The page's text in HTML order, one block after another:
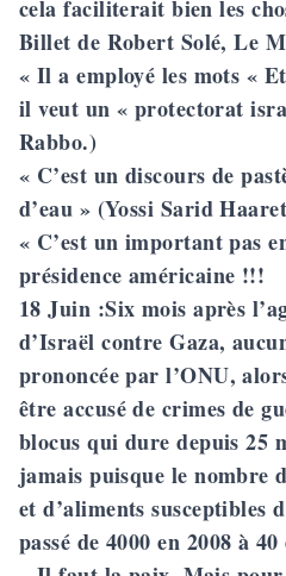
cela faciliterait bien les
Billet de Robert Solé, Le
« Il a employé les mots «
il veut un « protectorat
Rabbo.)
« C’est un discours de
d’eau » (Yossi Sarid
« C’est un important pas
présidence américaine !!!
18 Juin :Six mois après
d’Israël contre Gaza,
prononcée par l’ONU,
être accusé de crimes de
blocus qui dure depuis 25
jamais puisque le nombre
et d’aliments susceptibles
passé de 4000 en 2008 à